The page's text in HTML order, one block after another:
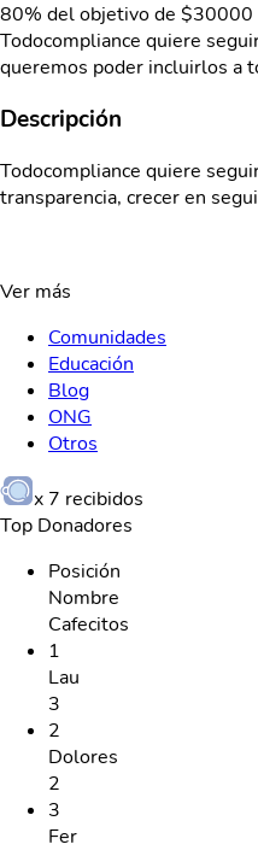
80% del objetivo de $30000
Todocompliance quiere
queremos poder incluirlos a
Descripción
Todocompliance quiere
transparencia, crecer en
Ver más
Comunidades
Educación
Blog
ONG
Otros
x 7 recibidos
Top Donadores
Posición
Nombre
Cafecitos
1
Lau
3
2
Dolores
2
3
Fer